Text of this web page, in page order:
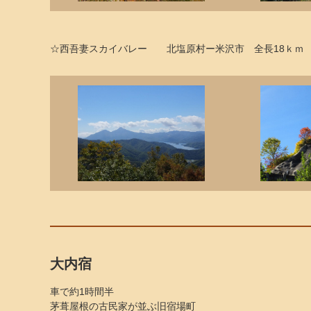
☆西吾妻スカイバレー 北塩原村ー米沢市 全長18ｋｍ
大内宿
車で約1時間半
茅葺屋根の古民家が並ぶ旧宿場町